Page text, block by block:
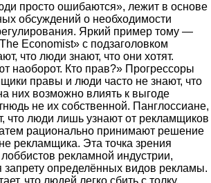
просто ошибаются», лежит в основе
обсуждений о необходимости
Яркий пример тому —
Economist» с подзаголовком
что люди знают, что они хотят.
наоборот. Кто прав?» Прогрессоры
правы и люди часто не знают, что
них возможно влиять к выгоде
не их собственной. Панглоссиане,
что люди лишь узнают от рекламщиков
рационально принимают решение
рекламщика. Эта точка зрения
рекламной индустрии,
определённых видов рекламы.